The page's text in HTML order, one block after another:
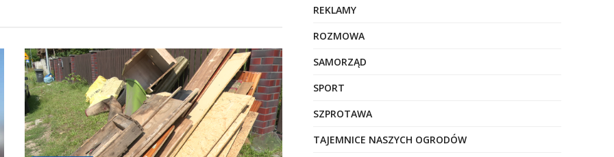
REKLAMY
ROZMOWA
SAMORZĄD
SPORT
SZPROTAWA
TAJEMNICE NASZYCH OGRODÓW